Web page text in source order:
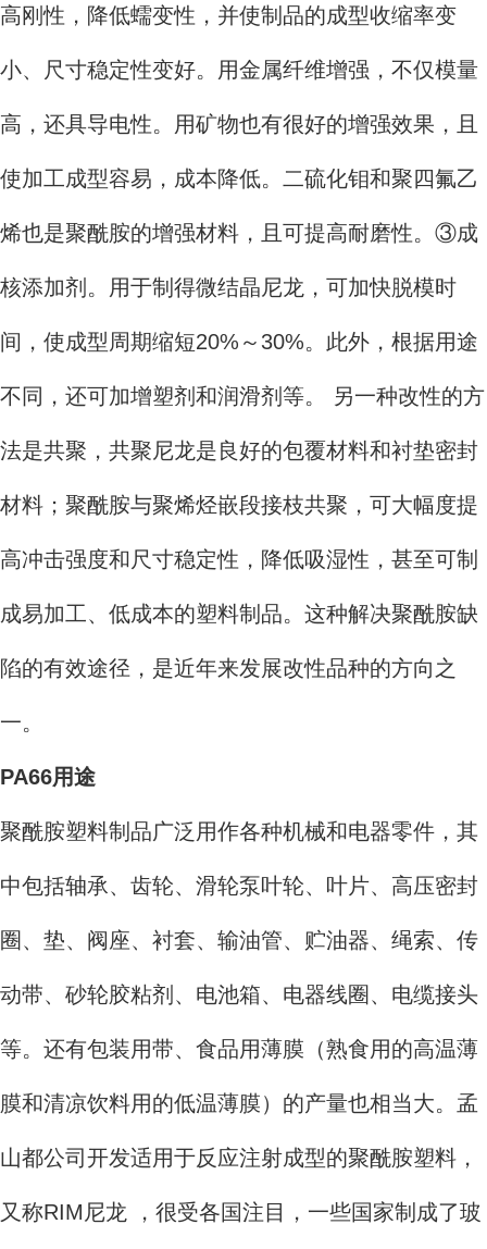
高刚性，降低蠕变性，并使制品的成型收缩率变
小、尺寸稳定性变好。用金属纤维增强，不仅模量
高，还具导电性。用矿物也有很好的增强效果，且
使加工成型容易，成本降低。二硫化钼和聚四氟乙
烯也是聚酰胺的增强材料，且可提高耐磨性。③成
核添加剂。用于制得微结晶尼龙，可加快脱模时
间，使成型周期缩短20%～30%。此外，根据用途
不同，还可加增塑剂和润滑剂等。 另一种改性的方
法是共聚，共聚尼龙是良好的包覆材料和衬垫密封
材料；聚酰胺与聚烯烃嵌段接枝共聚，可大幅度提
高冲击强度和尺寸稳定性，降低吸湿性，甚至可制
成易加工、低成本的塑料制品。这种解决聚酰胺缺
陷的有效途径，是近年来发展改性品种的方向之
一。
PA66用途
聚酰胺塑料制品广泛用作各种机械和电器零件，其
中包括轴承、齿轮、滑轮泵叶轮、叶片、高压密封
圈、垫、阀座、衬套、输油管、贮油器、绳索、传
动带、砂轮胶粘剂、电池箱、电器线圈、电缆接头
等。还有包装用带、食品用薄膜（熟食用的高温薄
膜和清凉饮料用的低温薄膜）的产量也相当大。孟
山都公司开发适用于反应注射成型的聚酰胺塑料，
又称RIM尼龙 ，很受各国注目，一些国家制成了玻